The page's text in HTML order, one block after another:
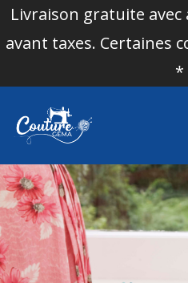
Livraison gratuite avec
avant taxes. Certaines
*